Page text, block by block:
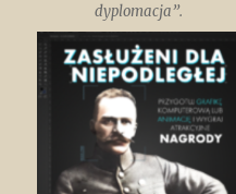
dyplomacja”.